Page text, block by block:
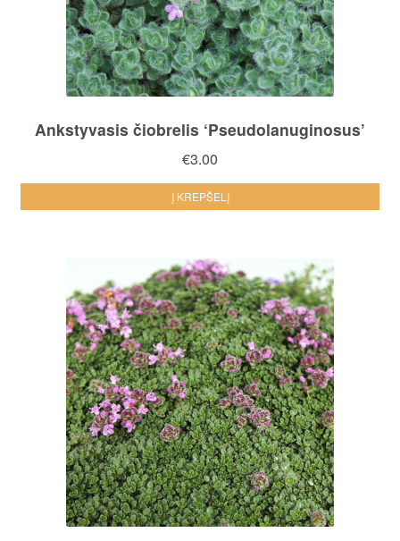
Ankstyvasis čiobrelis ‘Pseudolanuginosus’
€3.00
Į KREPŠELĮ